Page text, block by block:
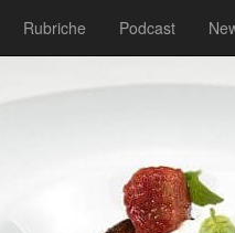
Rubriche Podcast